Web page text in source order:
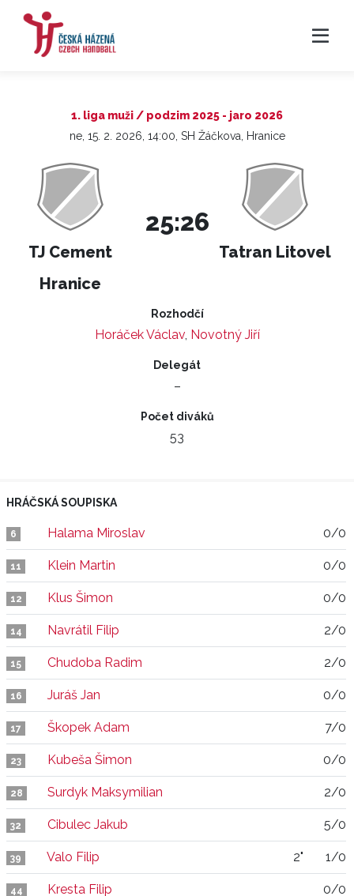
1. liga muži / podzim 2025 - jaro 2026
ne, 15. 2. 2026, 14:00, SH Žáčkova, Hranice
TJ Cement
Hranice
25:26
Tatran Litovel
Rozhodčí
Horáček Václav, Novotný Jiří
Delegát
–
Počet diváků
53
HRÁČSKÁ SOUPISKA
6 Halama Miroslav 0/0
11 Klein Martin 0/0
12 Klus Šimon 0/0
14 Navrátil Filip 2/0
15 Chudoba Radim 2/0
16 Juráš Jan 0/0
17 Škopek Adam 7/0
23 Kubeša Šimon 0/0
28 Surdyk Maksymilian 2/0
32 Cibulec Jakub 5/0
39 Valo Filip 2" 1/0
44 Kresta Filip 0/0